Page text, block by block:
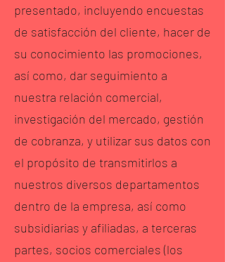
presentado, incluyendo encuestas
de satisfacción del cliente, hacer de
su conocimiento las promociones,
así como, dar seguimiento a
nuestra relación comercial,
investigación del mercado, gestión
de cobranza, y utilizar sus datos con
el propósito de transmitirlos a
nuestros diversos departamentos
dentro de la empresa, así como
subsidiarias y afiliadas, a terceras
partes, socios comerciales (los